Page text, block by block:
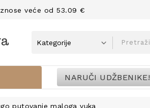
veće od 53.09 €
NARUČI UDŽBENIKE!
putovanje maloga vuka